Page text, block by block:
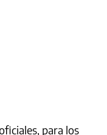
para los